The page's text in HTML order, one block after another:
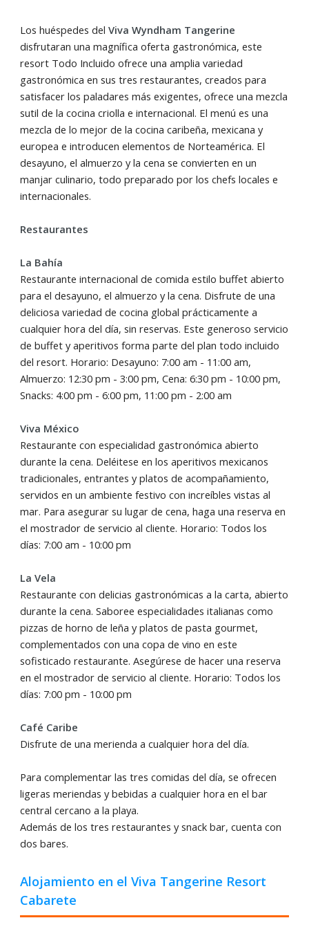
Los huéspedes delViva Wyndham Tangerine
disfrutaran una magnífica oferta gastronómica, este
resort Todo Incluido ofrece una amplia variedad
gastronómica en sus tres restaurantes, creados para
satisfacer los paladares más exigentes, ofrece una mezcla
sutil de la cocina criolla e internacional. El menú es una
mezcla de lo mejor de la cocina caribeña, mexicana y
europea e introducen elementos de Norteamérica. El
desayuno, el almuerzo y la cena se convierten en un
manjar culinario, todo preparado por los chefs locales e
internacionales.
Restaurantes
La Bahía
Restaurante internacional de comida estilo buffet abierto
para el desayuno, el almuerzo y la cena. Disfrute de una
deliciosa variedad de cocina global prácticamente a
cualquier hora del día, sin reservas. Este generoso servicio
de buffet y aperitivos forma parte del plan todo incluido
del resort. Horario: Desayuno: 7:00 am - 11:00 am,
Almuerzo: 12:30 pm - 3:00 pm, Cena: 6:30 pm - 10:00 pm,
Snacks: 4:00 pm - 6:00 pm, 11:00 pm - 2:00 am
Viva México
Restaurante con especialidad gastronómica abierto
durante la cena. Deléitese en los aperitivos mexicanos
tradicionales, entrantes y platos de acompañamiento,
servidos en un ambiente festivo con increíbles vistas al
mar. Para asegurar su lugar de cena, haga una reserva en
el mostrador de servicio al cliente. Horario: Todos los
días: 7:00 am - 10:00 pm
La Vela
Restaurante con delicias gastronómicas a la carta, abierto
durante la cena.Saboree especialidades italianas como
pizzas de horno de leña y platos de pasta gourmet,
complementados con una copa de vino en este
sofisticado restaurante. Asegúrese de hacer una reserva
en el mostrador de servicio al cliente. Horario: Todos los
días: 7:00 pm - 10:00 pm
Café Caribe
Disfrute de una merienda a cualquier hora del día.
Para complementar las tres comidas del día, se ofrecen
ligeras meriendas y bebidas a cualquier hora en el bar
central cercano a la playa.
Además de los tres restaurantes y snack bar, cuenta con
dos bares.
Alojamiento en el Viva Tangerine Resort
Cabarete